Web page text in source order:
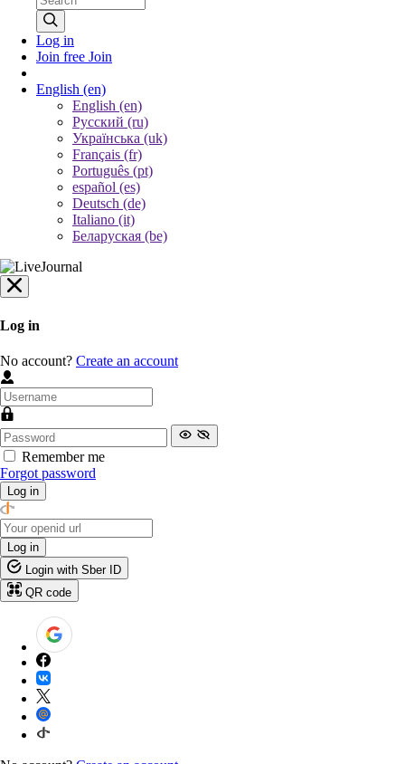
Log in
Join free Join
English (en)
English (en)
Русский (ru)
Українська (uk)
Français (fr)
Português (pt)
español (es)
Deutsch (de)
Italiano (it)
Беларуская (be)
Log in
No account? Create an account
Remember me
Forgot password
Log in
Log in
Login with Sber ID
QR code